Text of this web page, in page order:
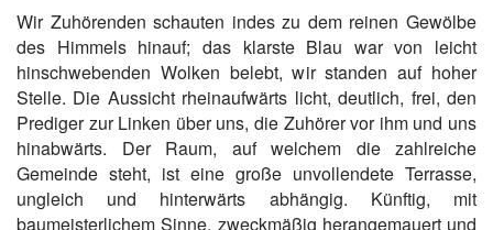
Wir Zuhörenden schauten indes zu dem reinen Gewölbe
des Himmels hinauf; das klarste Blau war von leicht
hinschwebenden Wolken belebt, wir standen auf hoher
Stelle. Die Aussicht rheinaufwärts licht, deutlich, frei, den
Prediger zur Linken über uns, die Zuhörer vor ihm und uns
hinabwärts. Der Raum, auf welchem die zahlreiche
Gemeinde steht, ist eine große unvollendete Terrasse,
ungleich und hinterwärts abhängig. Künftig, mit
baumeisterlichem Sinne, zweckmäßig herangemauert und